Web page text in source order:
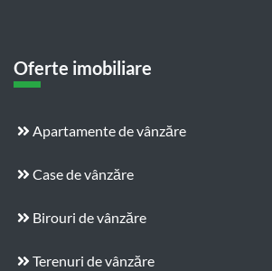
Oferte imobiliare
Apartamente de vânzăre
Case de vânzăre
Birouri de vânzăre
Terenuri de vânzăre